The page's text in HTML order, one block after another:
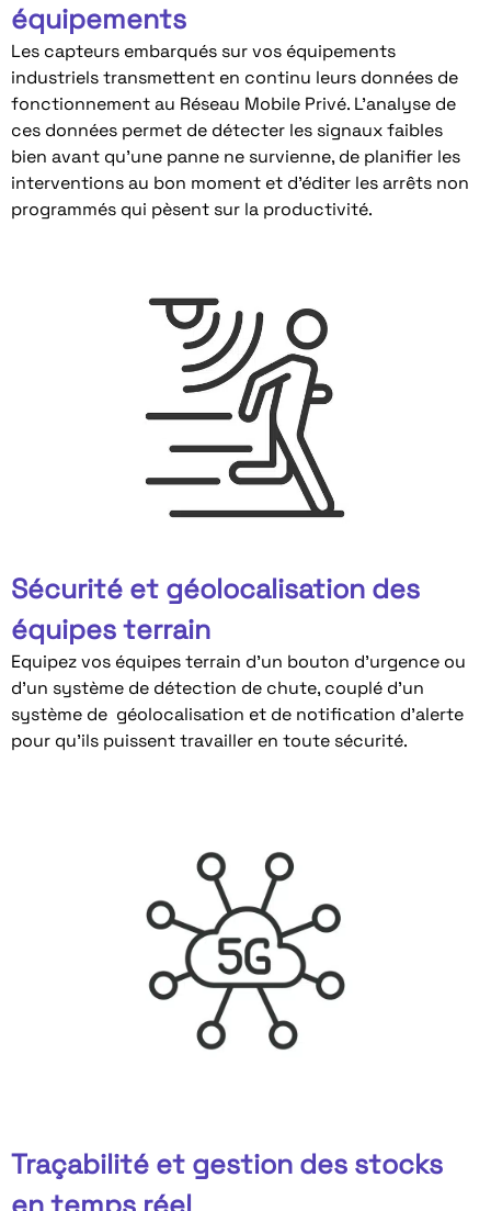
équipements
Les capteurs embarqués sur vos équipements
industriels transmettent en continu leurs données de
fonctionnement au Réseau Mobile Privé. L’analyse de
ces données permet de détecter les signaux faibles
bien avant qu’une panne ne survienne, de planifier les
interventions au bon moment et d’éditer les arrêts non
programmés qui pèsent sur la productivité.
Sécurité et géolocalisation des
équipes terrain
Equipez vos équipes terrain d’un bouton d’urgence ou
d’un système de détection de chute, couplé d’un
système de géolocalisation et de notification d’alerte
pour qu’ils puissent travailler en toute sécurité.
Traçabilité et gestion des stocks